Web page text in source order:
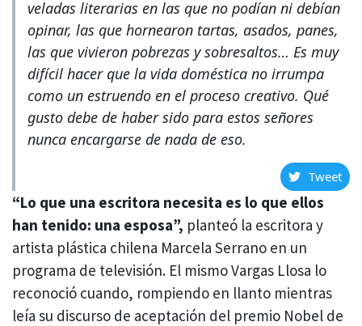
veladas literarias en las que no podían ni debían
opinar, las que hornearon tartas, asados, panes,
las que vivieron pobrezas y sobresaltos… Es muy
difícil hacer que la vida doméstica no irrumpa
como un estruendo en el proceso creativo. Qué
gusto debe de haber sido para estos señores
nunca encargarse de nada de eso.
Tweet
“Lo que una escritora necesita es lo que ellos
han tenido: una esposa”, planteó la escritora y
artista plástica chilena Marcela Serrano en un
programa de televisión. El mismo Vargas Llosa lo
reconoció cuando, rompiendo en llanto mientras
leía su discurso de aceptación del premio Nobel de